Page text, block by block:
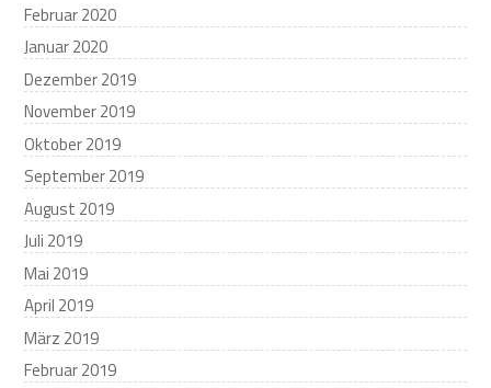
Februar 2020
Januar 2020
Dezember 2019
November 2019
Oktober 2019
September 2019
August 2019
Juli 2019
Mai 2019
April 2019
März 2019
Februar 2019